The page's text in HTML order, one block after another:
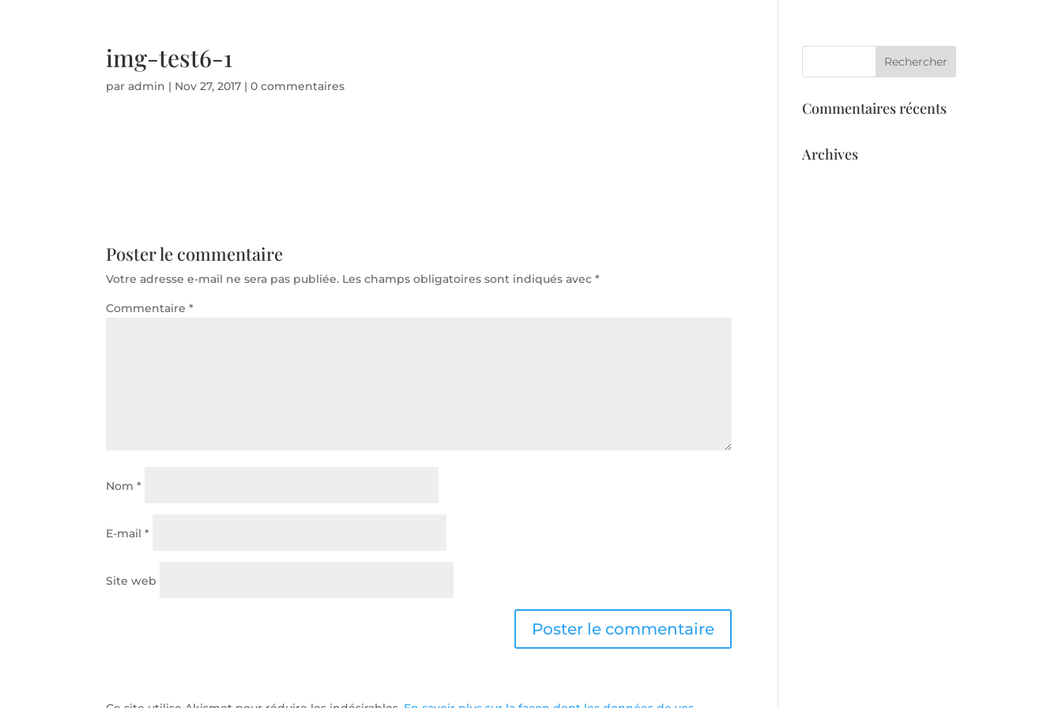
img-test6-1
paradmin | Nov 27, 2017 |0 commentaires
Poster le commentaire
Votre adresse e-mail ne sera pas publiée. Les champs obligatoires sont indiqués avec*
Commentaire*
Nom*
E-mail*
Site web
Commentaires récents
Archives